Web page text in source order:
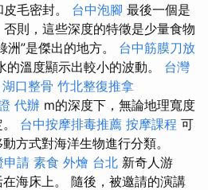
毛密封。 台中泡腳 最後一個是
則，這些深度的特徵是少量食物
洲”是傑出的地方。 台中筋膜刀放
溫度顯示出較小的波動。 台灣
湖口整骨 竹北整復推拿
代辦 m的深度下，無論地理寬度
台中按摩排毒推薦 按摩課程 可
方式對海洋生物進行分類。
申請 素食 外燴 台北 新奇人游
海床上。 隨後，被邀請的演講